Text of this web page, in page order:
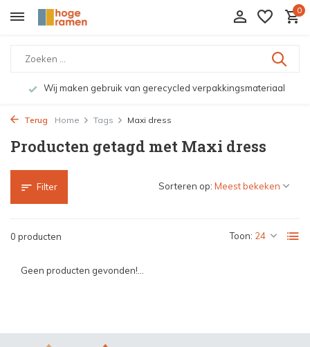
0
Wij maken gebruik van gerecycled verpakkingsmateriaal
Terug Home Tags Maxi dress
Producten getagd met Maxi dress
Filter
0 producten Toon:
Sorteren op:
Geen producten gevonden!...